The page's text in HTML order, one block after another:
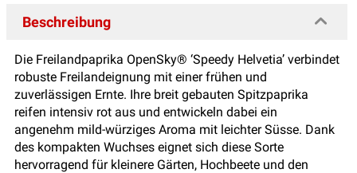
Beschreibung
Die Freilandpaprika OpenSky® ‘Speedy Helvetia’ verbindet
robuste Freilandeignung mit einer frühen und
zuverlässigen Ernte. Ihre breit gebauten Spitzpaprika
reifen intensiv rot aus und entwickeln dabei ein
angenehm mild-würziges Aroma mit leichter Süsse. Dank
des kompakten Wuchses eignet sich diese Sorte
hervorragend für kleinere Gärten, Hochbeete und den